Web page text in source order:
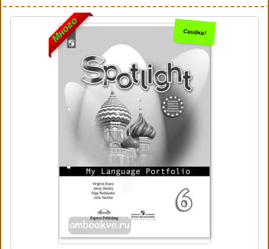
Много Скидка!